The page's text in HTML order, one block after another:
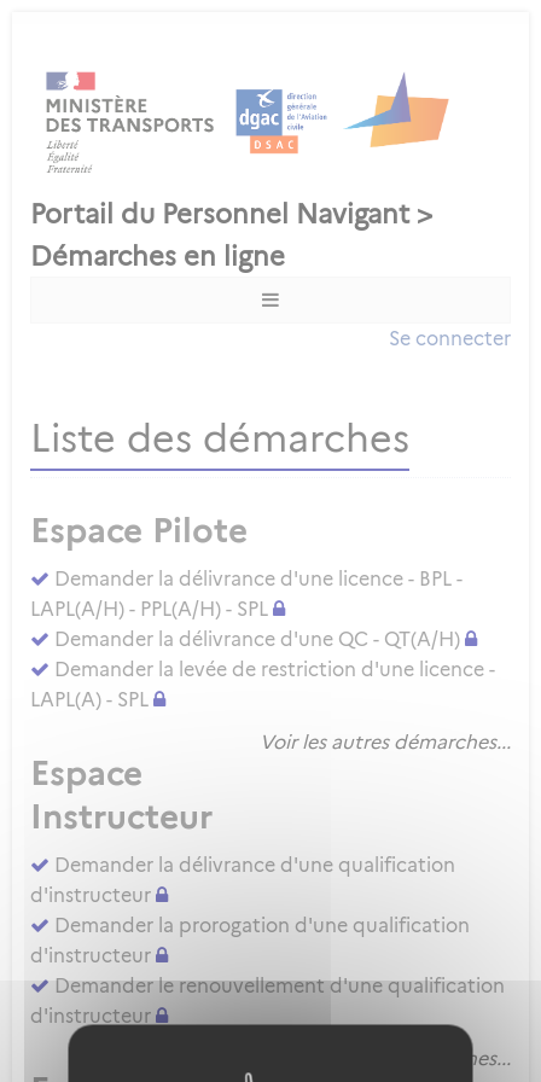
Se connecter
Liste des démarches
Espace Pilote
Demander la délivrance d'une licence - BPL -
LAPL(A/H) - PPL(A/H) - SPL
Demander la délivrance d'une QC - QT(A/H)
Demander la levée de restriction d'une licence -
LAPL(A) - SPL
Voir les autres démarches...
Espace
Instructeur
Demander la délivrance d'une qualification
d'instructeur
Demander la prorogation d'une qualification
d'instructeur
Demander le renouvellement d'une qualification
d'instructeur
Voir les autres démarches...